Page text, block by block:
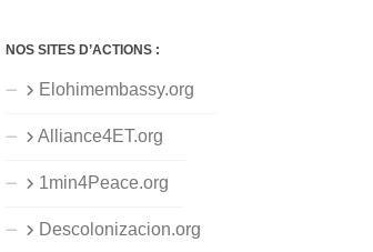
NOS SITES D’ACTIONS :
Elohimembassy.org
Alliance4ET.org
1min4Peace.org
Descolonizacion.org